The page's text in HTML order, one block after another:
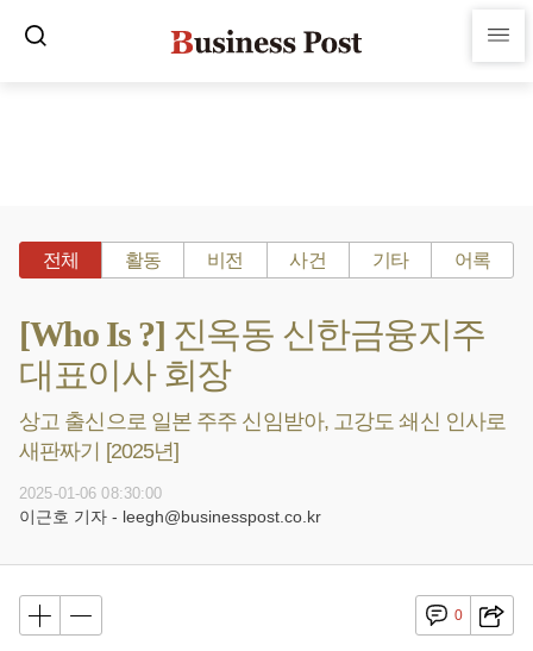
전체 활동 비전 사건 기타 어록
[Who Is ?] 진옥동 신한금융지주
대표이사 회장
상고 출신으로 일본 주주 신임받아, 고강도 쇄신 인사로
새판짜기 [2025년]
2025-01-06 08:30:00
이근호 기자 - leegh@businesspost.co.kr
0